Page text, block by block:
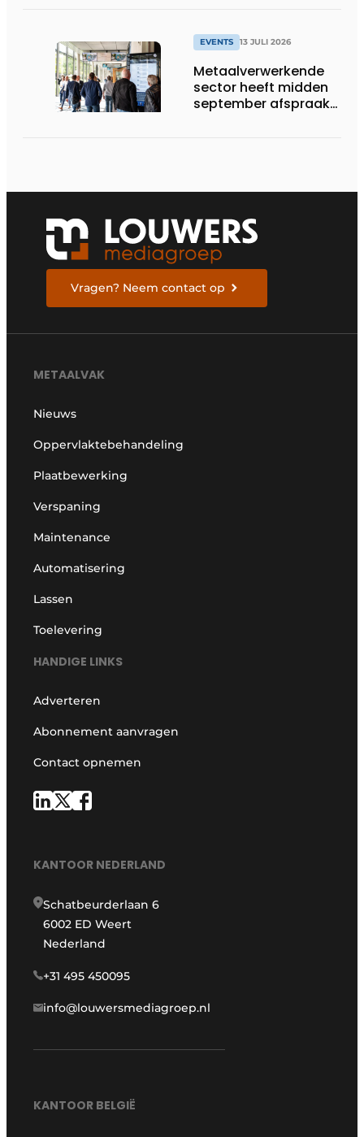
EVENTS 13 JULI 2026
Metaalverwerkende
sector heeft midden
september afspraak
Vragen? Neem contact op
METAALVAK
Nieuws
Oppervlaktebehandeling
Plaatbewerking
Verspaning
Maintenance
Automatisering
Lassen
Toelevering
HANDIGE LINKS
Adverteren
Abonnement aanvragen
Contact opnemen
KANTOOR NEDERLAND
Schatbeurderlaan 6
6002 ED Weert
Nederland
+31 495 450095
info@louwersmediagroep.nl
KANTOOR BELGIË